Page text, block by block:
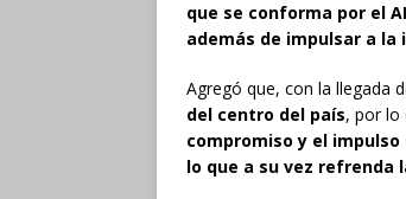
que se conforma por el
además de impulsar a
Agregó que, con la llegada
del centro del país, por lo
compromiso y el
lo que a su vez refrenda